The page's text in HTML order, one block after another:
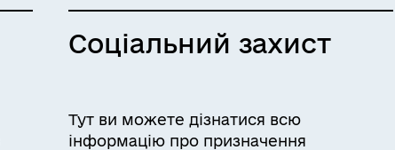
Соціальний захист
Тут ви можете дізнатися всю
інформацію про призначення